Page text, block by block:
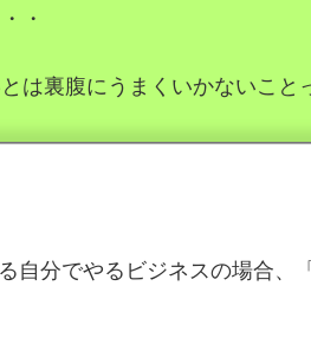
・
は裏腹にうまくいかないこと
自分でやるビジネスの場合、